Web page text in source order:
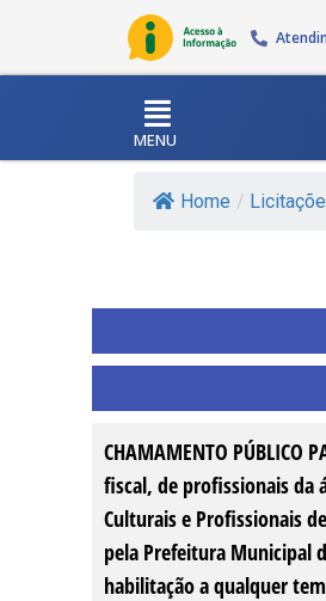
MENU
Home /
CHAMAMENTO PÚBLICO
fiscal, de profissionais da
Culturais e Profissionais
pela Prefeitura Municipal
habilitação a qualquer